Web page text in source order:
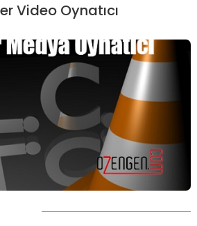
Video Oynatıcı